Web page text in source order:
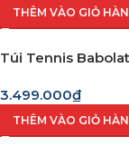
THÊM VÀO GIỎ
Túi Tennis
3.499.000₫
THÊM VÀO GIỎ